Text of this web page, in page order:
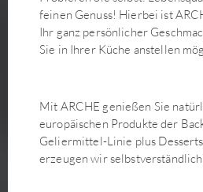
feinen Genuss! Hierbei ist
Ihr ganz persönlicher
Sie in Ihrer Küche anstellen
Mit ARCHE genießen Sie
europäischen Produkte der
Geliermittel-Linie plus
erzeugen wir